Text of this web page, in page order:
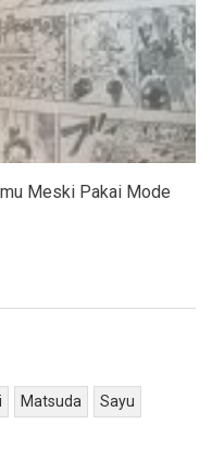
Meski Pakai Mode
Matsuda Sayu